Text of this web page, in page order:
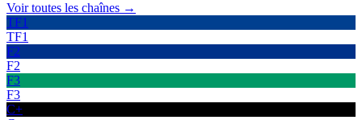
Voir toutes les chaînes →
TF1
TF1
F2
F2
F3
F3
C+